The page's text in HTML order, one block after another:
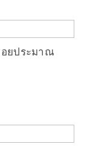
อยประมาณ